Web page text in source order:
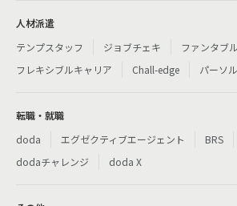
人材派遣
テンプスタッフ
ジョブチェキ
ファンタブル
フレキシブルキャリア
Chall-edge パーソ
転職・就職
doda
エグゼクティブエージェント BRS
dodaチャレンジ
doda X